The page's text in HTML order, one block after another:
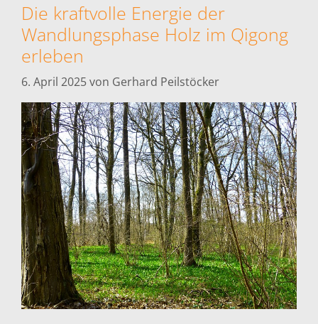
Die kraftvolle Energie der
Wandlungsphase Holz im Qigong
erleben
6. April 2025von Gerhard Peilstöcker